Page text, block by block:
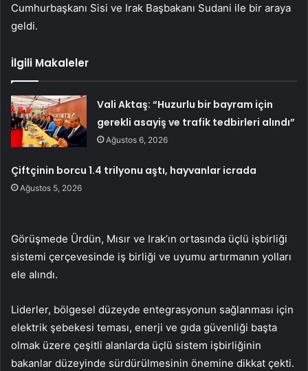
Cumhurbaşkanı Sisi ve Irak Başbakanı Sudani ile bir araya
geldi.
İlgili Makaleler
Vali Aktaş: “Huzurlu bir bayram için
gerekli asayiş ve trafik tedbirleri alındı”
Ağustos 6, 2026
Çiftçinin borcu 1.4 trilyonu aştı, hayvanlar icrada
Ağustos 5, 2026
Görüşmede Ürdün, Mısır ve Irak’ın ortasında üçlü işbirliği
sistemi çerçevesinde iş birliği ve uyumu artırmanın yolları
ele alındı.
Liderler, bölgesel düzeyde entegrasyonun sağlanması için
elektrik şebekesi teması, enerji ve gıda güvenliği başta
olmak üzere çeşitli alanlarda üçlü sistem işbirliğinin
bakanlar düzeyinde sürdürülmesinin önemine dikkat çekti.